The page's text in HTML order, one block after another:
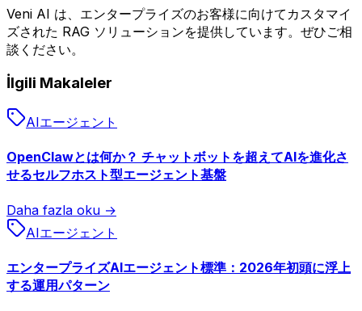
Veni AI は、エンタープライズのお客様に向けてカスタマイ
ズされた RAG ソリューションを提供しています。ぜひご相
談ください。
İlgili Makaleler
AIエージェント
OpenClawとは何か？ チャットボットを超えてAIを進化さ
せるセルフホスト型エージェント基盤
Daha fazla oku →
AIエージェント
エンタープライズAIエージェント標準：2026年初頭に浮上
する運用パターン